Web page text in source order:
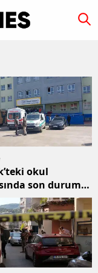
okul
son durum!